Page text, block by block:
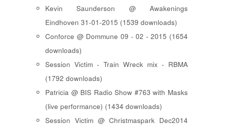
Kevin Saunderson @ Awakenings
Eindhoven 31-01-2015 (1539 downloads)
Conforce @ Dommune 09 - 02 - 2015 (1654
downloads)
Session Victim - Train Wreck mix - RBMA
(1792 downloads)
Patricia @ BIS Radio Show #763 with Masks
(live performance) (1434 downloads)
Session Victim @ Christmaspark Dec2014